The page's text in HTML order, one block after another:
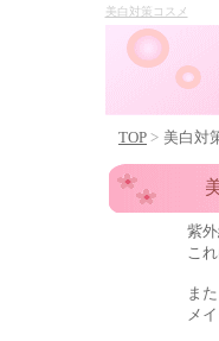
美白対策コスメ
TOP > 美白対
紫外線を浴
これは体を
また、不十
メイクの汚